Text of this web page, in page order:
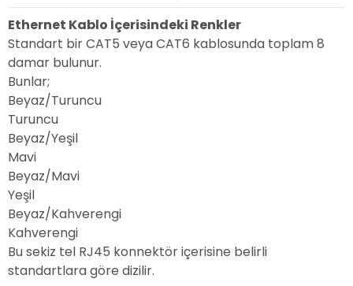
Ethernet Kablo İçerisindeki Renkler
Standart bir CAT5 veya CAT6 kablosunda toplam 8
damar bulunur.
Bunlar;
Beyaz/Turuncu
Turuncu
Beyaz/Yeşil
Mavi
Beyaz/Mavi
Yeşil
Beyaz/Kahverengi
Kahverengi
Bu sekiz tel RJ45 konnektör içerisine belirli
standartlara göre dizilir.